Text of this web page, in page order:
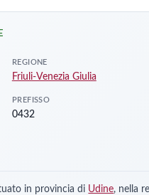
REGIONE
Friuli-Venezia Giulia
PREFISSO
0432
in provincia di Udine, nella